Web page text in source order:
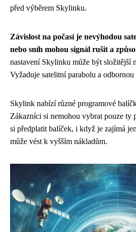
před výběrem Skylinku.
Závislost na počasí je nevýhodou
nebo sníh mohou signál rušit a
nastavení Skylinku může být složitější
Vyžaduje satelitní parabolu a odbornou
Skylink nabízí různé programové
Zákazníci si nemohou vybrat pouze ty
si předplatit balíček, i když je zajímá
může vést k vyšším nákladům.